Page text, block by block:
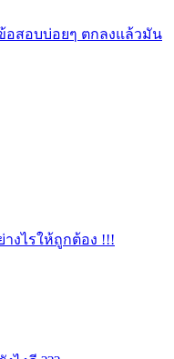
ข้อสอบบ่อยๆ ตกลงแล้วมัน
งไรให้ถูกต้อง !!!